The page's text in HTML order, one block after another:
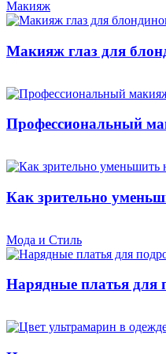
Макияж
Макияж глаз для
Профессиональный
Как зрительно
Мода и Стиль
Нарядные платья для